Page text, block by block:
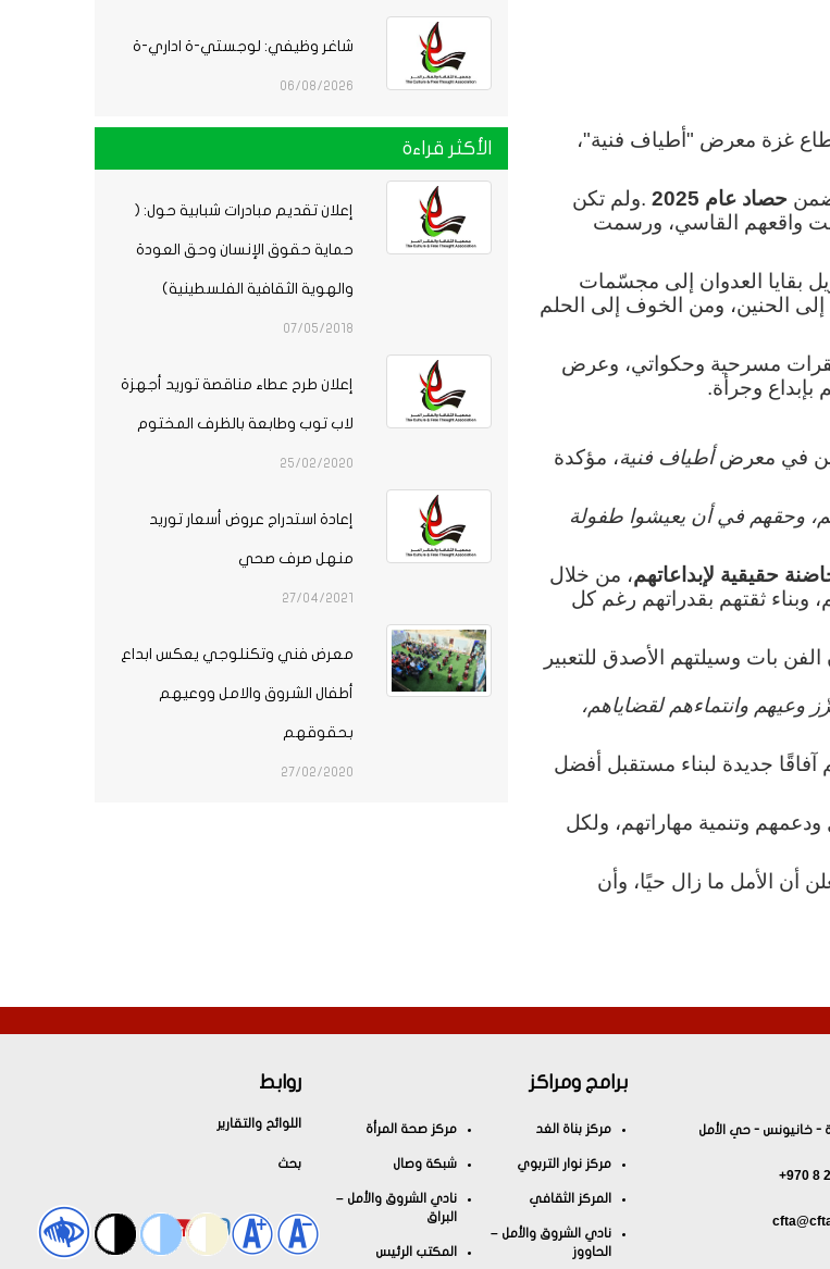
غزة معرض "أطياف فنية"،
ضمن حصاد عام 2025 .ولم تكن
واقعهم القاسي، ورسمت
بقايا العدوان إلى مجسّمات
الحنين، ومن الخوف إلى الحلم
مسرحية وحكواتي، وعرض
وجرأة.
في معرضأطياف فنية، مؤكدة
وحقهم في أن يعيشوا طفولة
حقيقية لإبداعاتهم، من خلال
وبناء ثقتهم بقدراتهم رغم كل
بات وسيلتهم الأصدق للتعبير
وعيهم وانتماءهم لقضاياهم،
آفاقًا جديدة لبناء مستقبل أفضل
وتنمية مهاراتهم، ولكل
أن الأمل ما زال حيًا، وأن
شاغر وظيفي: لوجستي-ة اداري-ة
06/08/2026
الأكثر قراءة
إعلان تقديم مبادرات شبابية حول: (
حماية حقوق الإنسان وحق العودة
والهوية الثقافية الفلسطينية)
07/05/2018
إعلان طرح عطاء مناقصة توريد أجهزة
لاب توب وطابعة بالظرف المختوم
25/02/2020
إعادة استدراج عروض أسعار توريد
منهل صرف صحي
27/04/2021
معرض فني وتكنلوجي يعكس ابداع
أطفال الشروق والامل ووعيهم
بحقوقهم
27/02/2020
- خانيونس - حي الأمل
+970 8
برامج ومراكز
مركز بناة الغد
مركز نوار التربوي
المركز الثقافي
نادي الشروق والأمل –
الحاووز
مركز صحة المرأة
شبكة وصال
نادي الشروق والأمل –
البراق
المكتب الرئيس
روابط
اللوائح والتقارير
بحث